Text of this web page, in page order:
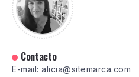
Contacto
E-mail: alicia@sitemarca.com